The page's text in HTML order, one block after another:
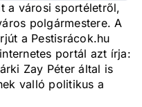
a városi sportéletről,
polgármestere. A
a Pestisrácok.hu
portál azt írja:
Zay Péter által is
valló politikus a